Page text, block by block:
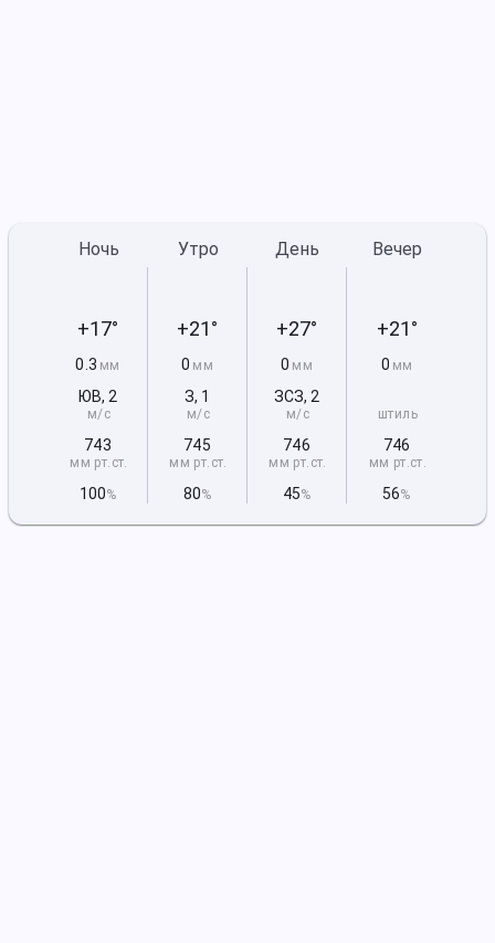
Ночь
+17°
0.3 мм
ЮВ, 2
м/с
743
мм рт.ст.
100%
Утро
+21°
0 мм
З, 1
м/с
745
мм рт.ст.
80%
День
+27°
0 мм
ЗСЗ, 2
м/с
746
мм рт.ст.
45%
Вечер
+21°
0 мм
штиль
746
мм рт.ст.
56%